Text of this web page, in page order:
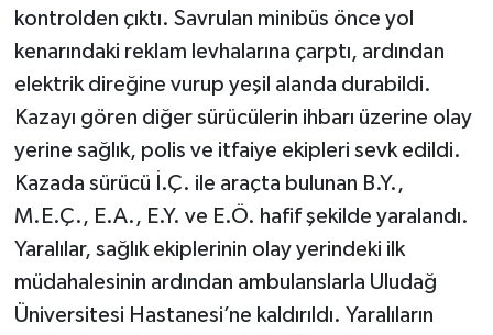
kontrolden çıktı. Savrulan minibüs önce yol
kenarındaki reklam levhalarına çarptı, ardından
elektrik direğine vurup yeşil alanda durabildi.
Kazayı gören diğer sürücülerin ihbarı üzerine olay
yerine sağlık, polis ve itfaiye ekipleri sevk edildi.
Kazada sürücü İ.Ç. ile araçta bulunan B.Y.,
M.E.Ç., E.A., E.Y. ve E.Ö. hafif şekilde yaralandı.
Yaralılar, sağlık ekiplerinin olay yerindeki ilk
müdahalesinin ardından ambulanslarla Uludağ
Üniversitesi Hastanesi’ne kaldırıldı. Yaralıların